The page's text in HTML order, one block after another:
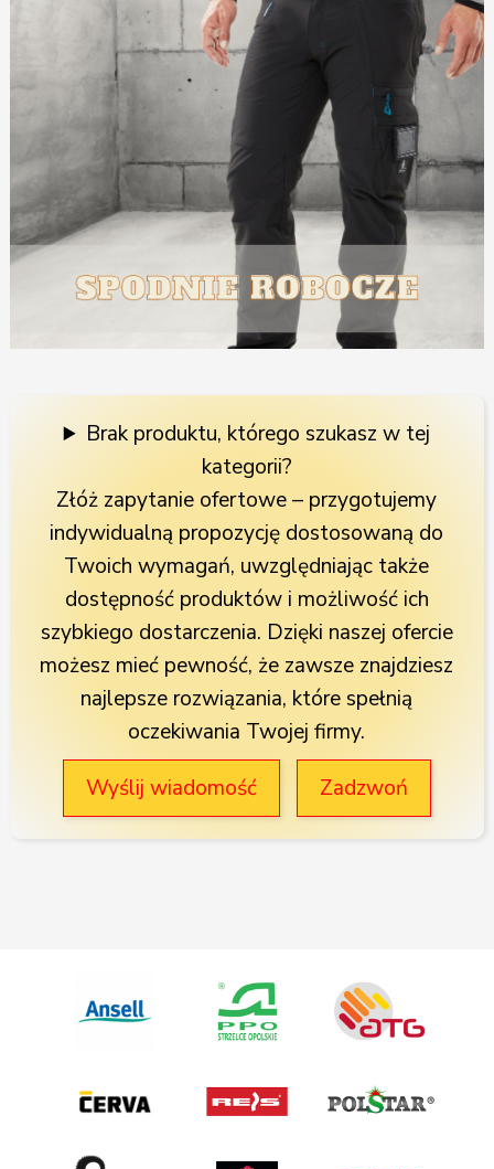
Brak produktu, którego szukasz w tej
kategorii?
Złóż zapytanie ofertowe – przygotujemy
indywidualną propozycję dostosowaną do
Twoich wymagań, uwzględniając także
dostępność produktów i możliwość ich
szybkiego dostarczenia. Dzięki naszej ofercie
możesz mieć pewność, że zawsze znajdziesz
najlepsze rozwiązania, które spełnią
oczekiwania Twojej firmy.
Wyślij wiadomość
Zadzwoń